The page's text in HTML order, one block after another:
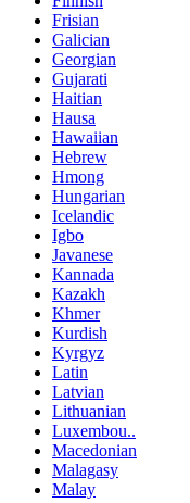
Frisian
Galician
Georgian
Gujarati
Haitian
Hausa
Hawaiian
Hebrew
Hmong
Hungarian
Icelandic
Igbo
Javanese
Kannada
Kazakh
Khmer
Kurdish
Kyrgyz
Latin
Latvian
Lithuanian
Luxembou..
Macedonian
Malagasy
Malay